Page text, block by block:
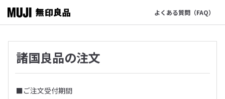
よくある質問（FAQ）
諸国良品の注文
■ご注文受付期間